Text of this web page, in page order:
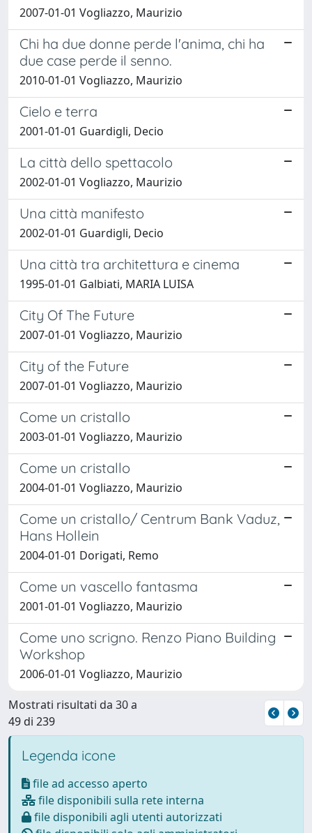
2007-01-01 Vogliazzo, Maurizio
Chi ha due donne perde l'anima, chi ha
due case perde il senno.
2010-01-01 Vogliazzo, Maurizio
Cielo e terra
2001-01-01 Guardigli, Decio
La città dello spettacolo
2002-01-01 Vogliazzo, Maurizio
Una città manifesto
2002-01-01 Guardigli, Decio
Una città tra architettura e cinema
1995-01-01 Galbiati, MARIA LUISA
City Of The Future
2007-01-01 Vogliazzo, Maurizio
City of the Future
2007-01-01 Vogliazzo, Maurizio
Come un cristallo
2003-01-01 Vogliazzo, Maurizio
Come un cristallo
2004-01-01 Vogliazzo, Maurizio
Come un cristallo/ Centrum Bank Vaduz,
Hans Hollein
2004-01-01 Dorigati, Remo
Come un vascello fantasma
2001-01-01 Vogliazzo, Maurizio
Come uno scrigno. Renzo Piano Building
Workshop
2006-01-01 Vogliazzo, Maurizio
Mostrati risultati da 30 a
49 di 239
Legenda icone
file ad accesso aperto
file disponibili sulla rete interna
file disponibili agli utenti autorizzati